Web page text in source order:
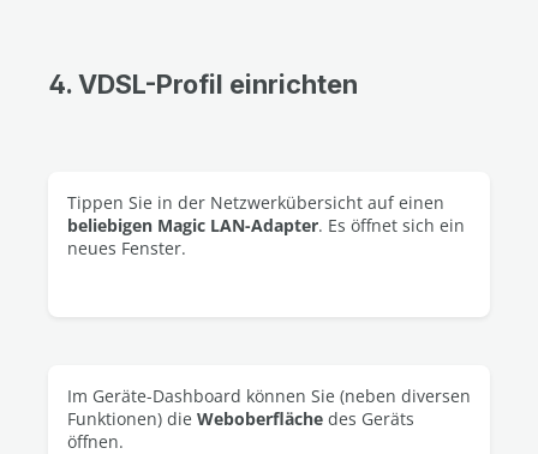
4. VDSL-Profil einrichten
Tippen Sie in der Netzwerkübersicht auf einen
beliebigen Magic LAN-Adapter. Es öffnet sich ein
neues Fenster.
Im Geräte-Dashboard können Sie (neben diversen
Funktionen) die Weboberfläche des Geräts
öffnen.